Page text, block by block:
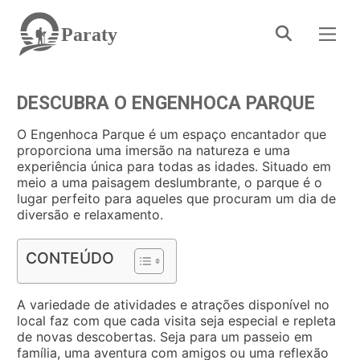
Paraty
DESCUBRA O ENGENHOCA PARQUE
O Engenhoca Parque é um espaço encantador que
proporciona uma imersão na natureza e uma
experiência única para todas as idades. Situado em
meio a uma paisagem deslumbrante, o parque é o
lugar perfeito para aqueles que procuram um dia de
diversão e relaxamento.
CONTEÚDO
A variedade de atividades e atrações disponível no
local faz com que cada visita seja especial e repleta
de novas descobertas. Seja para um passeio em
família, uma aventura com amigos ou uma reflexão